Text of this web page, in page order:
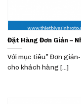
Đặt Hàng Đơn Giản –
Với mục tiêu” Đơn
cho khách hàng [...]